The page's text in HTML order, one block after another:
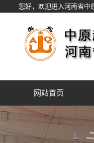
您好，欢迎进入河南省中
网站首页